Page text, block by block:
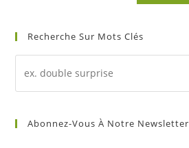
Recherche Sur Mots Clés
d'un
mots
Abonnez-Vous À Notre Newsletter